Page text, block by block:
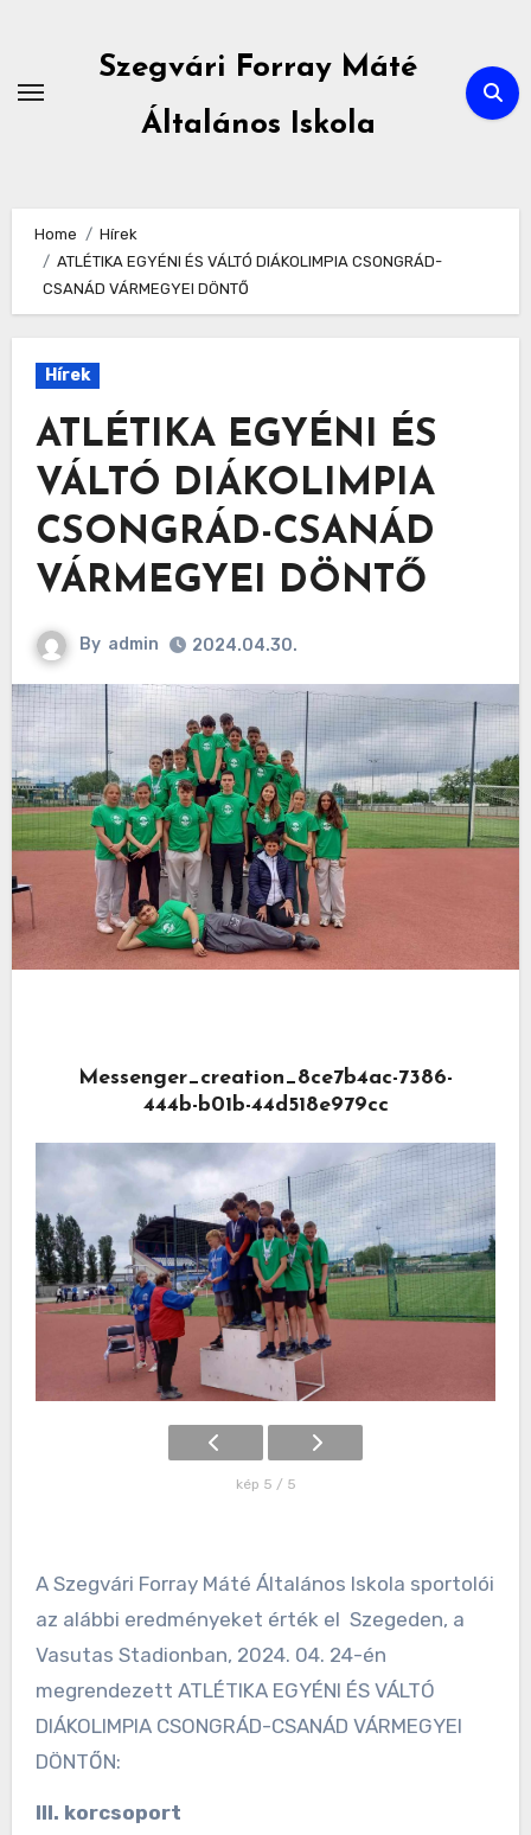
content
Szegvári Forray Máté
Általános Iskola
Home
Hírek
ATLÉTIKA EGYÉNI ÉS VÁLTÓ DIÁKOLIMPIA CSONGRÁD-
CSANÁD VÁRMEGYEI DÖNTŐ
Hírek
ATLÉTIKA EGYÉNI ÉS
VÁLTÓ DIÁKOLIMPIA
CSONGRÁD-CSANÁD
VÁRMEGYEI DÖNTŐ
By admin 2024.04.30.
Messenger_creation_8ce7b4ac-7386-
444b-b01b-44d518e979cc
kép 5 / 5
A Szegvári Forray Máté Általános Iskola sportolói
az alábbi eredményeket érték el Szegeden, a
Vasutas Stadionban, 2024. 04. 24-én
megrendezett ATLÉTIKA EGYÉNI ÉS VÁLTÓ
DIÁKOLIMPIA CSONGRÁD-CSANÁD VÁRMEGYEI
DÖNTŐN:
III. korcsoport